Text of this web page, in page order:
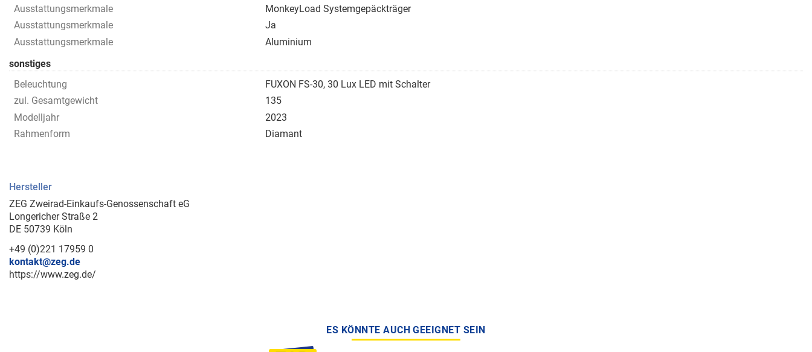
Ausstattungsmerkmale
MonkeyLoad Systemgepäckträger
Ausstattungsmerkmale
Ja
Ausstattungsmerkmale
Aluminium
sonstiges
Beleuchtung
FUXON FS-30, 30 Lux LED mit Schalter
zul. Gesamtgewicht
135
Modelljahr
2023
Rahmenform
Diamant
Hersteller
ZEG Zweirad-Einkaufs-Genossenschaft eG
Longericher Straße 2
DE 50739 Köln
+49 (0)221 17959 0
kontakt@zeg.de
https://www.zeg.de/
ES KÖNNTE AUCH GEEIGNET SEIN